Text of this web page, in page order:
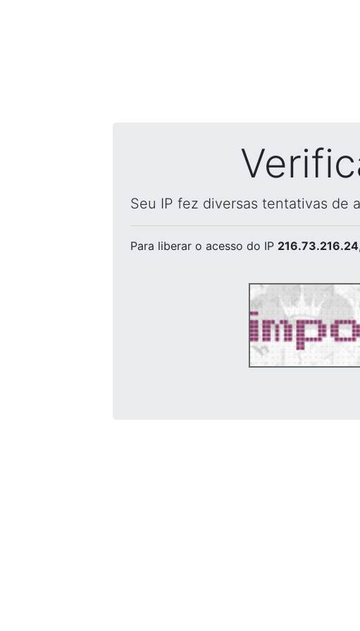
Seu IP fez diversas tentativas de
Para liberar o acesso do IP 216.73.216.24